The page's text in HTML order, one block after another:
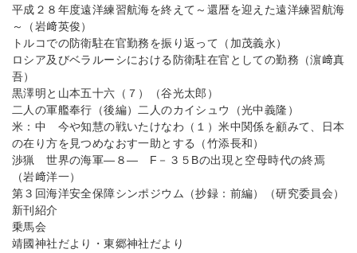
平成２８年度遠洋練習航海を終えて～還暦を迎えた遠洋練習航海
～（岩﨑英俊）
トルコでの防衛駐在官勤務を振り返って（加茂義永）
ロシア及びベラルーシにおける防衛駐在官としての勤務（濵﨑真
吾）
黒澤明と山本五十六（７）（谷光太郎）
二人の軍艦奉行（後編）二人のカイシュウ（光中義隆）
米：中 今や知慧の戦いたけなわ（１）米中関係を顧みて、日本
の在り方を見つめなおす一助とする（竹添長和）
渉猟 世界の海軍―８― F－３５Bの出現と空母時代の終焉
（岩﨑洋一）
第３回海洋安全保障シンポジウム（抄録：前編）（研究委員会）
新刊紹介
乗馬会
靖國神社だより・東郷神社だより